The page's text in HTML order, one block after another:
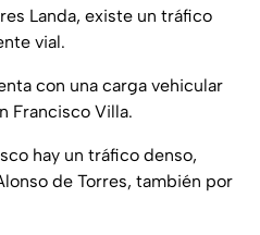
Landa, existe un tráfico
vial.
con una carga vehicular
Francisco Villa.
hay un tráfico denso,
de Torres, también por